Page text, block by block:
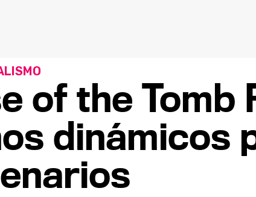
of the
dinámicos